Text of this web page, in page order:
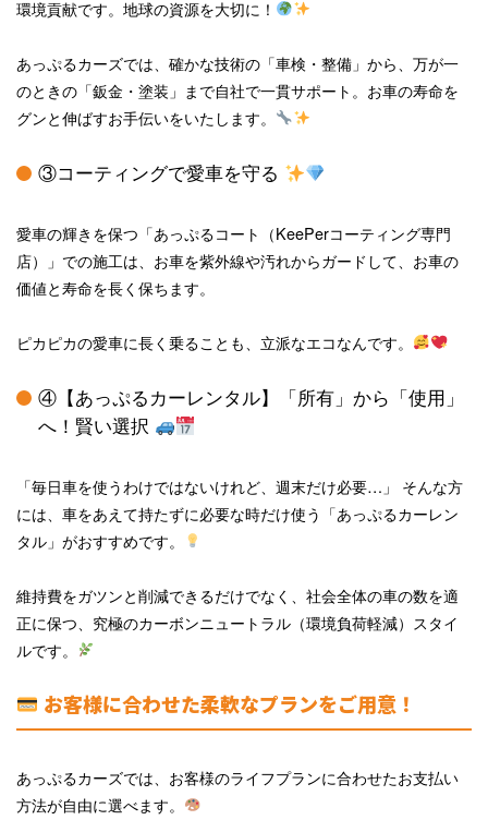
環境貢献です。地球の資源を大切に！
あっぷるカーズでは、確かな技術の「車検・整備」から、万が一
のときの「鈑金・塗装」まで自社で一貫サポート。お車の寿命を
グンと伸ばすお手伝いをいたします。
③コーティングで愛車を守る
愛車の輝きを保つ「あっぷるコート（KeePerコーティング専門
店）」での施工は、お車を紫外線や汚れからガードして、お車の
価値と寿命を長く保ちます。
ピカピカの愛車に長く乗ることも、立派なエコなんです。
④【あっぷるカーレンタル】「所有」から「使用」
へ！賢い選択
「毎日車を使うわけではないけれど、週末だけ必要…」 そんな方
には、車をあえて持たずに必要な時だけ使う「あっぷるカーレン
タル」がおすすめです。
維持費をガツンと削減できるだけでなく、社会全体の車の数を適
正に保つ、究極のカーボンニュートラル（環境負荷軽減）スタイ
ルです。
お客様に合わせた柔軟なプランをご用意！
あっぷるカーズでは、お客様のライフプランに合わせたお支払い
方法が自由に選べます。